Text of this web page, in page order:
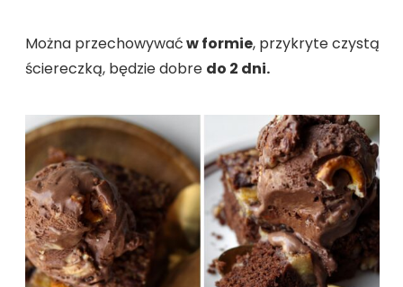
Można przechowywaćw formie, przykryte czystą
ściereczką, będzie dobre do 2 dni.